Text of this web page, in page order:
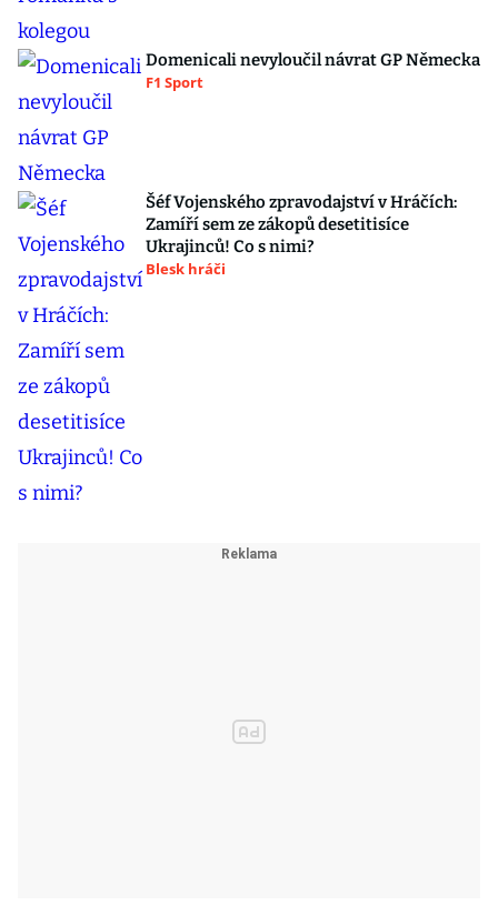
Domenicali nevyloučil návrat GP Německa
F1 Sport
Šéf Vojenského zpravodajství v Hráčích:
Zamíří sem ze zákopů desetitisíce
Ukrajinců! Co s nimi?
Blesk hráči